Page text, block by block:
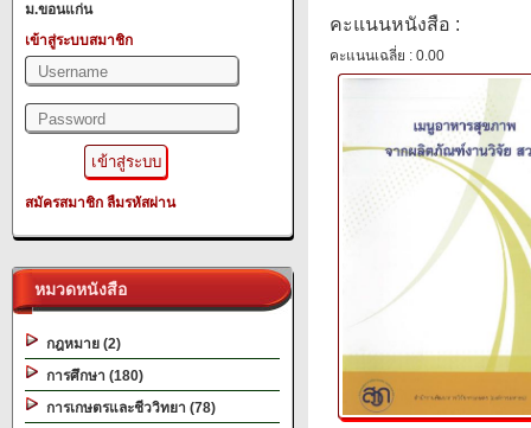
ม.ขอนแก่น
เข้าสู่ระบบสมาชิก
สมัครสมาชิก ลืมรหัสผ่าน
หมวดหนังสือ
กฎหมาย (2)
การศึกษา (180)
การเกษตรและชีววิทยา (78)
คะแนนหนังสือ :
คะแนนเฉลี่ย : 0.00